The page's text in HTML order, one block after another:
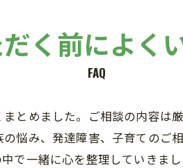
く前によく
FAQ
とめました。ご相談の内容は
悩み、発達障害、子育てのご
で一緒に心を整理していきまし